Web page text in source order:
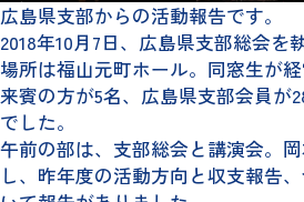
広島県支部からの活動報告です。
2018年10月7日、広島県支部総会を
場所は福山元町ホール。同窓生が経
来賓の方が5名、広島県支部会員が
でした。
午前の部は、支部総会と講演会。
し、昨年度の活動方向と収支報告